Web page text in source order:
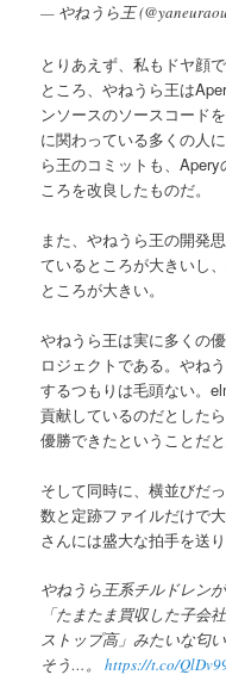
— やねうら王
とりあえず、私もドヤ顔
ところ、やねうら王は
ンソースのソースコード
に関わっている多くの人
ら王のコミットも、
ころを改良したものだ。
また、やねうら王の開発
ているところが大きいし
ところが大きい。
やねうら王は実に多くの
ロジェクトである。やね
するつもりは毛頭ない。
貢献しているのだとした
優勝できたということだと
そして同時に、横並びだ
数と定跡ファイルだけで
さんには盛大な拍手を送り
やねうら王系チルドレン
「たまたま買収した子会
ストップ高」みたいな匂
そう…。https://t.co/